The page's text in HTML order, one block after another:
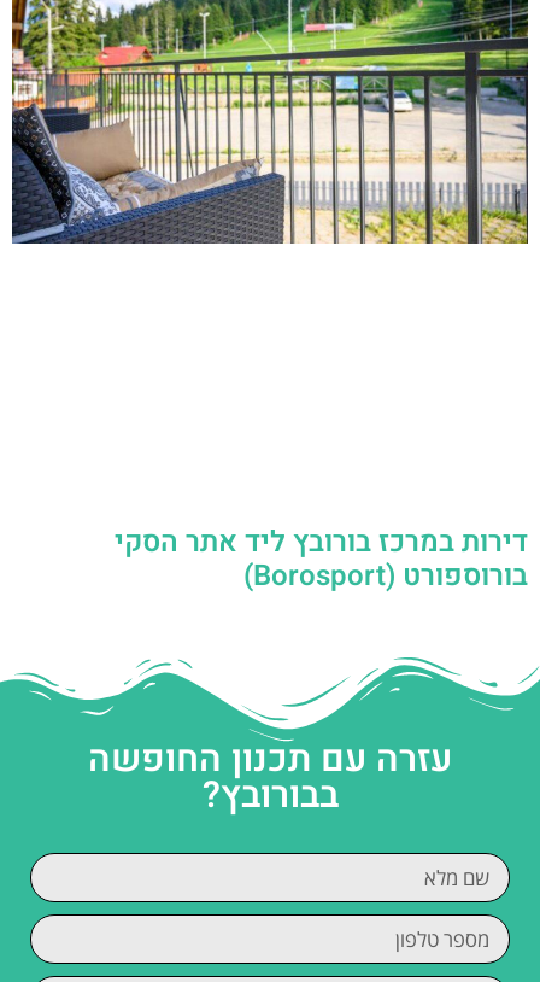
דירות במרכז בורובץ ליד אתר הסקי
בורוספורט (Borosport)
עזרה עם תכנון החופשה
בבורובץ?